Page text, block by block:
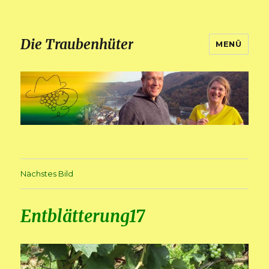
Die Traubenhüter MENÜ
Nächstes Bild
Entblätterung17